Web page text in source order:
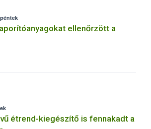
ellenőrzött a
étrend-kiegészítő is fennakadt a